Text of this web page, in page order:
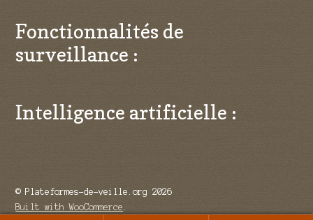
Fonctionnalités de
surveillance :
Intelligence artificielle :
© Plateformes-de-veille.org 2026
Built with WooCommerce